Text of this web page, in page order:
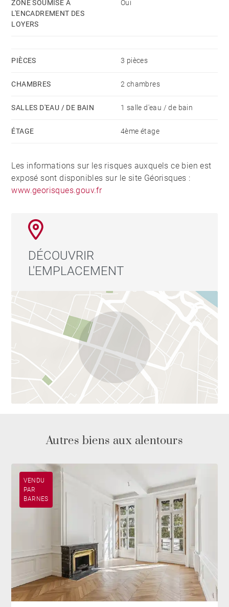
ZONE SOUMISE À
L'ENCADREMENT DES
LOYERS
Oui
PIÈCES 3 pièces
CHAMBRES 2 chambres
SALLES D'EAU / DE BAIN 1 salle d'eau / de bain
ÉTAGE 4ème étage
Les informations sur les risques auxquels ce bien est
exposé sont disponibles sur le site Géorisques :
www.georisques.gouv.fr
DÉCOUVRIR
L'EMPLACEMENT
Autres biens aux alentours
VENDU
PAR
BARNES